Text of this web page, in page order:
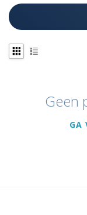
Geen
GA